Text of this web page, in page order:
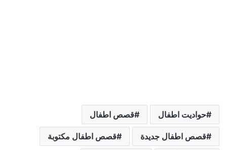
حواديت اطفال قصص اطفال
قصص اطفال جديدة قصص اطفال مكتوبة